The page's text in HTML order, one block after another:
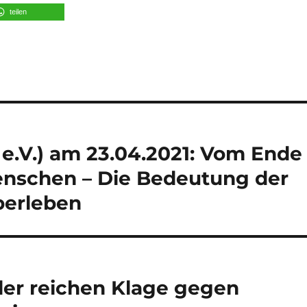
teilen
am 23.04.2021: Vom Ende
– Die Bedeutung der
reichen Klage gegen